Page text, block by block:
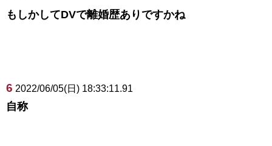
もしかしてDVで離婚歴ありですかね
6 2022/06/05(日) 18:33:11.91
自称